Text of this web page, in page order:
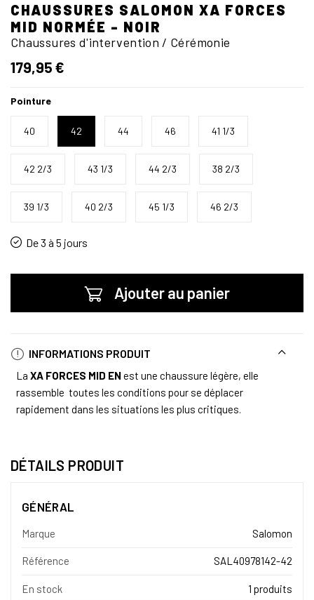
CHAUSSURES SALOMON XA FORCES
MID NORMÉE - NOIR
Chaussures d'intervention / Cérémonie
179,95 €
Pointure
40 42 44 46 41 1/3
42 2/3 43 1/3 44 2/3 38 2/3
39 1/3 40 2/3 45 1/3 46 2/3
De 3 à 5 jours
Ajouter au panier
INFORMATIONS PRODUIT
La XA FORCES MID ENest une chaussure légère, elle
rassemble toutes les conditions pour se déplacer
rapidement dans les situations les plus critiques.
DÉTAILS PRODUIT
GÉNÉRAL
Marque Salomon
Référence SAL40978142-42
En stock 1 produits